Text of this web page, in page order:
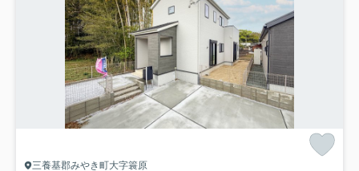
三養基郡みやき町大字簑原